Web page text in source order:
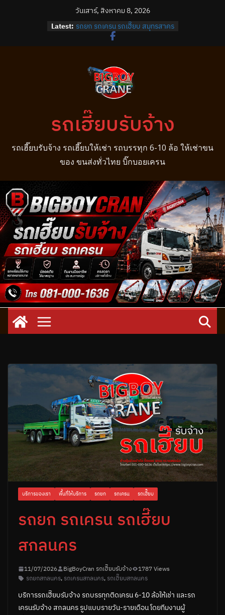
วันเสาร์, สิงหาคม 8, 2026
Latest: รถยก รถเครน รถเฮี๊ยบ สมุทรสาคร
รถยก รถเครน รถเฮี๊ยบ บางปลา
รถยก รถเครน รถเฮี๊ยบ บางนา
รถเฮี๊ยบรับจ้าง
รถเฮี๊ยบรับจ้าง รถเฮี๊ยบให้เช่า รถบรรทุก 6-10 ล้อ ให้เช่าขน
ของ ขนส่งทั่วไทย บิ๊กบอยเครน
บริการของเรา พื้นที่ให้บริการ รถยก รถเครน รถเฮี๊ยบ
รถยก รถเครน รถเฮี๊ยบ
สกลนคร
11/07/2026 BigBoyCran รถเฮี๊ยบรับจ้าง
1787 Views
รถยกสกลนคร, รถเครนสกลนคร, รถเฮี๊ยบสกลนคร
บริการรถเฮี๊ยบรับจ้าง รถบรรทุกติดเครน 6-10 ล้อให้เช่า และรถ
เครนรับจ้าง สกลนคร รูปแบบรายวัน-รายเดือน โดยทีมงานผู้